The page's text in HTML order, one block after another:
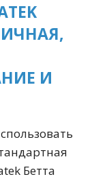
И
Бетта